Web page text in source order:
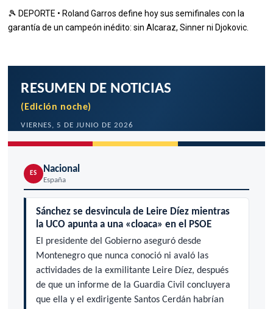
🎾 DEPORTE • Roland Garros define hoy sus semifinales con la
garantía de un campeón inédito: sin Alcaraz, Sinner ni Djokovic.
RESUMEN DE NOTICIAS
(Edición noche)
VIERNES, 5 DE JUNIO DE 2026
ES Nacional
España
Sánchez se desvincula de Leire Díez mientras
la UCO apunta a una «cloaca» en el PSOE
El presidente del Gobierno aseguró desde
Montenegro que nunca conoció ni avaló las
actividades de la exmilitante Leire Díez, después
de que un informe de la Guardia Civil concluyera
que ella y el exdirigente Santos Cerdán habrían